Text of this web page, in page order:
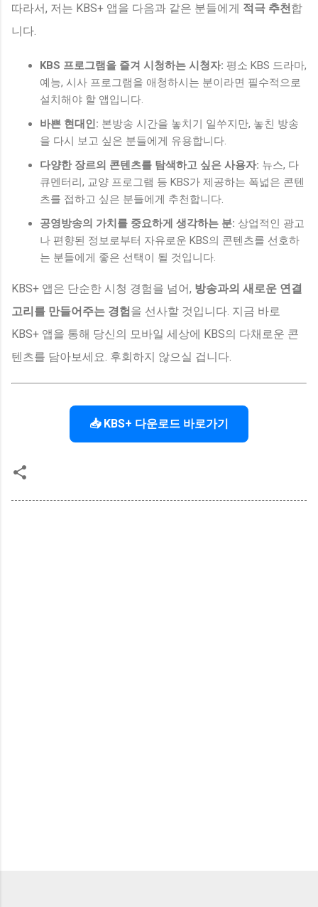
따라서, 저는 KBS+ 앱을 다음과 같은 분들에게 적극 추천합
니다.
KBS 프로그램을 즐겨 시청하는 시청자: 평소 KBS 드라마,
예능, 시사 프로그램을 애청하시는 분이라면 필수적으로
설치해야 할 앱입니다.
바쁜 현대인: 본방송 시간을 놓치기 일쑤지만, 놓친 방송
을 다시 보고 싶은 분들에게 유용합니다.
다양한 장르의 콘텐츠를 탐색하고 싶은 사용자: 뉴스, 다
큐멘터리, 교양 프로그램 등 KBS가 제공하는 폭넓은 콘텐
츠를 접하고 싶은 분들에게 추천합니다.
공영방송의 가치를 중요하게 생각하는 분: 상업적인 광고
나 편향된 정보로부터 자유로운 KBS의 콘텐츠를 선호하
는 분들에게 좋은 선택이 될 것입니다.
KBS+ 앱은 단순한 시청 경험을 넘어, 방송과의 새로운 연결
고리를 만들어주는 경험을 선사할 것입니다. 지금 바로
KBS+ 앱을 통해 당신의 모바일 세상에 KBS의 다채로운 콘
텐츠를 담아보세요. 후회하지 않으실 겁니다.
📥 KBS+ 다운로드 바로가기